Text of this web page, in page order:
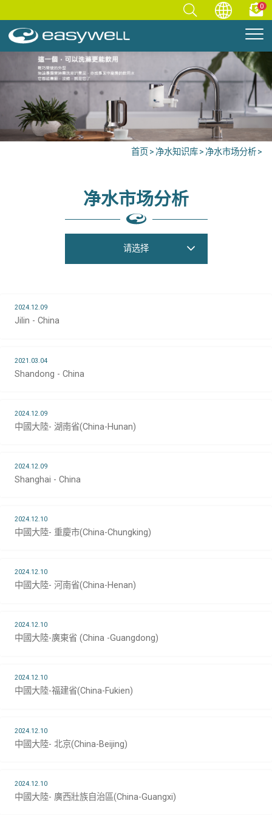
0
首页 净水知识库 净水市场分析
净水市场分析
请选择
2024.12.09
Jilin - China
2021.03.04
Shandong - China
2024.12.09
中國大陸- 湖南省(China-Hunan)
2024.12.09
Shanghai - China
2024.12.10
中國大陸- 重慶市(China-Chungking)
2024.12.10
中國大陸- 河南省(China-Henan)
2024.12.10
中國大陸-廣東省 (China -Guangdong)
2024.12.10
中國大陸-福建省(China-Fukien)
2024.12.10
中國大陸- 北京(China-Beijing)
2024.12.10
中國大陸- 廣西壯族自治區(China-Guangxi)